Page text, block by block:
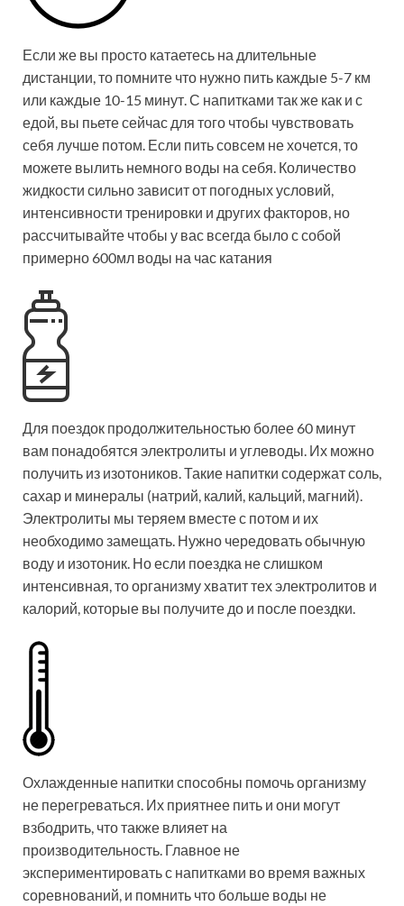
Если же вы просто катаетесь на длительные
дистанции, то помните что нужно пить каждые 5-7 км
или каждые 10-15 минут. С напитками так же как и с
едой, вы пьете сейчас для того чтобы чувствовать
себя лучше потом. Если пить совсем не хочется, то
можете вылить немного воды на себя. Количество
жидкости сильно зависит от погодных условий,
интенсивности тренировки и других факторов, но
рассчитывайте чтобы у вас всегда было с собой
примерно 600мл воды на час катания
Для поездок продолжительностью более 60 минут
вам понадобятся электролиты и углеводы. Их можно
получить из изотоников. Такие напитки содержат соль,
сахар и минералы (натрий, калий, кальций, магний).
Электролиты мы теряем вместе с потом и их
необходимо замещать. Нужно чередовать обычную
воду и изотоник. Но если поездка не слишком
интенсивная, то организму хватит тех электролитов и
калорий, которые вы получите до и после поездки.
Охлажденные напитки способны помочь организму
не перегреваться. Их приятнее пить и они могут
взбодрить, что также влияет на
производительность. Главное не
экспериментировать с напитками во время важных
соревнований, и помнить что больше воды не